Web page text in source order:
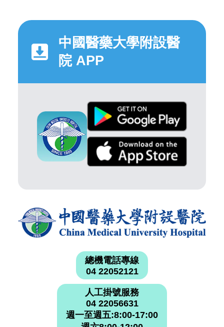
中國醫藥大學附設醫
院 APP
總機電話專線
04 22052121
人工掛號服務
04 22056631
週一至週五:8:00-17:00